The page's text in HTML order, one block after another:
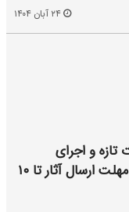
تازه و اجرای
برگزیدگان در ارکستر سمفونیک تهران / مهلت ارسال آثار تا ۱۰